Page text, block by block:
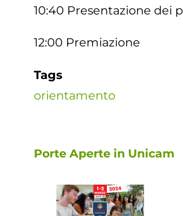
10:40 Presentazione dei
12:00 Premiazione
Tags
orientamento
Porte Aperte in Unicam